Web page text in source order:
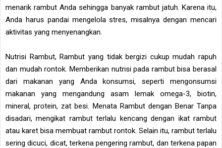
menarik rambut Anda sehingga banyak rambut jatuh. Karena itu,
Anda harus pandai mengelola stres, misalnya dengan mencari
aktivitas yang menyenangkan.
Nutrisi Rambut, Rambut yang tidak bergizi cukup mudah rapuh
dan mudah rontok. Memberikan nutrisi pada rambut bisa berasal
dari makanan yang Anda konsumsi, seperti mengonsumsi
makanan yang mengandung asam lemak omega-3, biotin,
mineral, protein, zat besi. Menata Rambut dengan Benar Tanpa
disadari, mengikat rambut terlalu kencang dengan ikat rambut
atau karet bisa membuat rambut rontok. Selain itu, rambut terlalu
sering dicuci, dicat, terkena pengering rambut, dan terkena papan